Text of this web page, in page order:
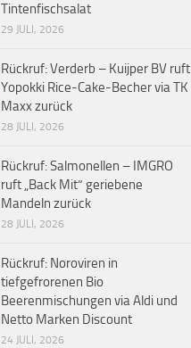
Tintenfischsalat
29 JULI, 2026
Rückruf: Verderb – Kuijper BV ruft
Yopokki Rice-Cake-Becher via TK
Maxx zurück
28 JULI, 2026
Rückruf: Salmonellen – IMGRO
ruft „Back Mit“ geriebene
Mandeln zurück
28 JULI, 2026
Rückruf: Noroviren in
tiefgefrorenen Bio
Beerenmischungen via Aldi und
Netto Marken Discount
24 JULI, 2026